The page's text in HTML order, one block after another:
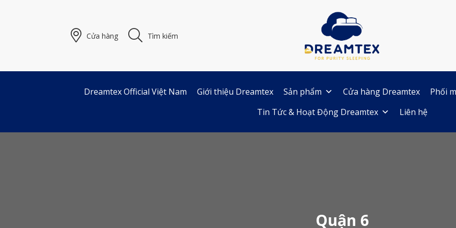
Cửa hàng
Tìm kiếm
Dreamtex Official Việt Nam Giới thiệu Dreamtex Sản phẩm Cửa hàng Dreamtex
Phối
Tin Tức & Hoạt Động Dreamtex
Liên hệ
Quận 6